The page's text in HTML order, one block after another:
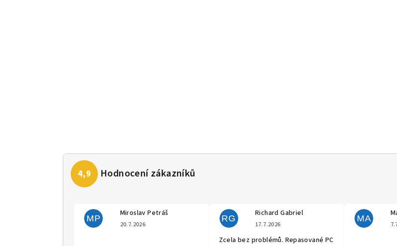
MP
Miroslav Petráš
Hodnocení obchodu je 5 z 5 hvězdiček.
20.7.2026
RG
Richard Gabriel
Hodnocení obchodu je 5 z 5
17.7.2026
Zcela bez problémů. Repasované PC
MA